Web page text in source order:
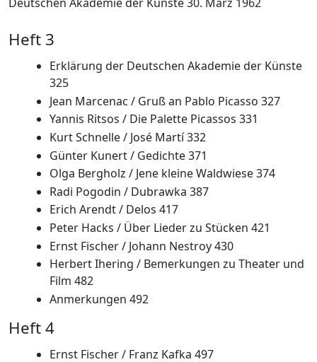
Heft 3
Erklärung der Deutschen Akademie der Künste
325
Jean Marcenac / Gruß an Pablo Picasso 327
Yannis Ritsos / Die Palette Picassos 331
Kurt Schnelle / José Martí 332
Günter Kunert / Gedichte 371
Olga Bergholz / Jene kleine Waldwiese 374
Radi Pogodin / Dubrawka 387
Erich Arendt / Delos 417
Peter Hacks / Über Lieder zu Stücken 421
Ernst Fischer / Johann Nestroy 430
Herbert Ihering / Bemerkungen zu Theater und
Film 482
Anmerkungen 492
Heft 4
Ernst Fischer / Franz Kafka 497